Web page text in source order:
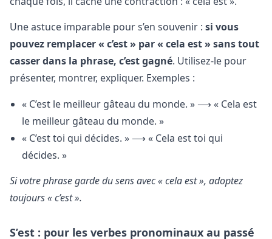
Une astuce imparable pour s’en souvenir : si vous
pouvez remplacer « c’est » par « cela est » sans tout
casser dans la phrase, c’est gagné. Utilisez-le pour
présenter, montrer, expliquer. Exemples :
« C’est le meilleur gâteau du monde. » ⟶ « Cela est
le meilleur gâteau du monde. »
« C’est toi qui décides. » ⟶ « Cela est toi qui
décides. »
Si votre phrase garde du sens avec « cela est », adoptez
toujours « c’est ».
S’est : pour les verbes pronominaux au passé